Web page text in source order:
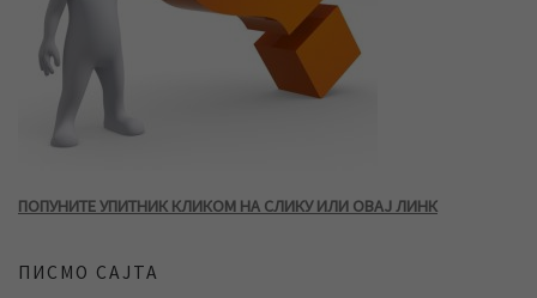
ПОПУНИТЕ УПИТНИК КЛИКОМ НА СЛИКУ ИЛИ ОВАЈ ЛИНК
ПИСМО САЈТА